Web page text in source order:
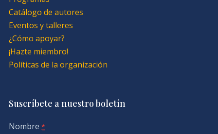
Catálogo de autores
Eventos y talleres
¿Cómo apoyar?
¡Hazte miembro!
Políticas de la organización
Suscríbete a nuestro boletín
Nombre *